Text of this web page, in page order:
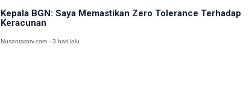
Kepala BGN: Saya Memastikan Zero Tolerance Terhadap
Keracunan
Nusantaratv.com - 3 hari lalu